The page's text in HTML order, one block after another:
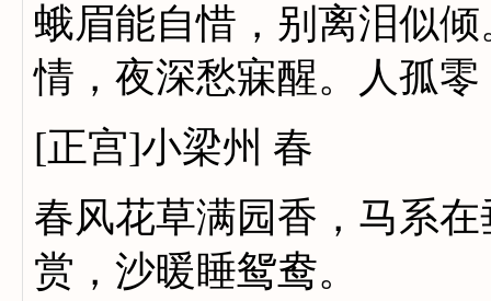
蛾眉能自惜，别离泪似
情，夜深愁寐醒。人孤
[正宫]小梁州 春
春风花草满园香，马系
赏，沙暖睡鸳鸯。